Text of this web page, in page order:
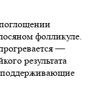
фолликуле.
—
результата